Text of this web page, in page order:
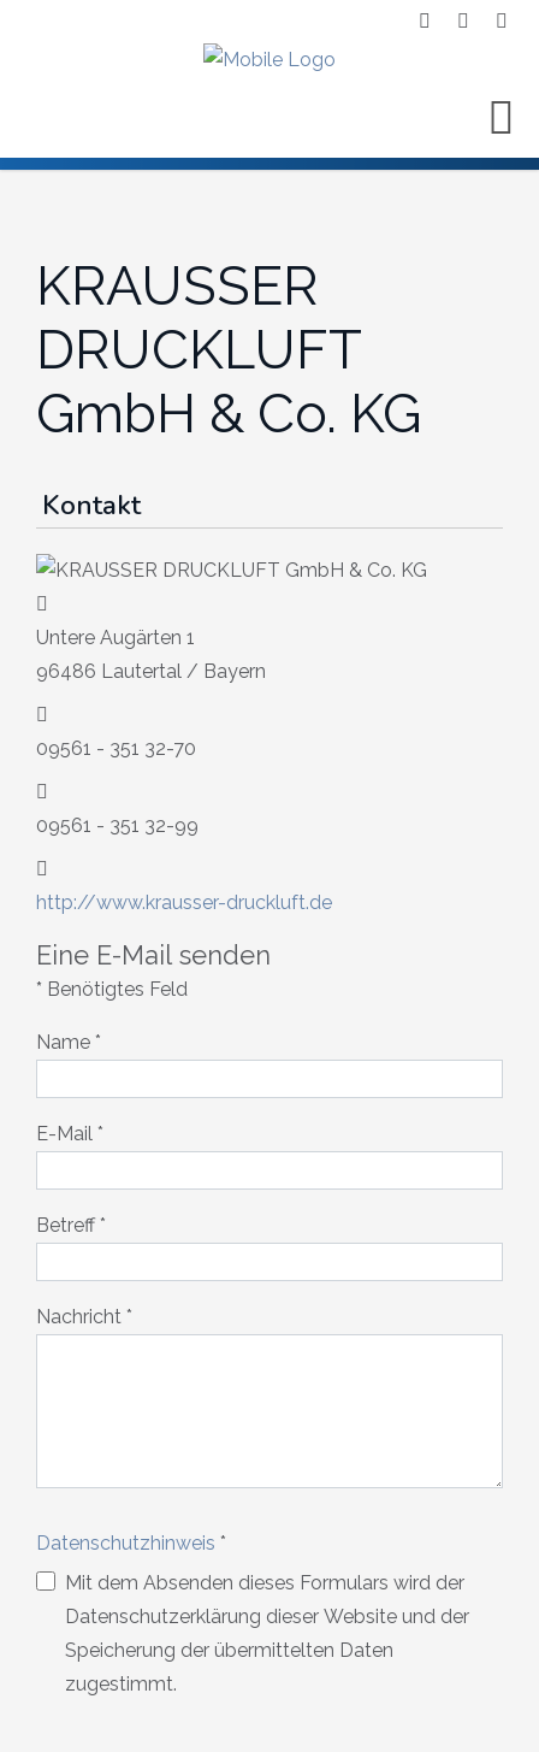
KRAUSSER
DRUCKLUFT
GmbH & Co. KG
Kontakt
Untere Augärten 1
96486 Lautertal / Bayern
09561 - 351 32-70
09561 - 351 32-99
http://www.krausser-druckluft.de
Eine E-Mail senden
* Benötigtes Feld
Name *
E-Mail *
Betreff*
Nachricht *
Datenschutzhinweis *
Datenschutzhinweis
Mit dem Absenden dieses Formulars wird der
Datenschutzerklärung dieser Website und der
Speicherung der übermittelten Daten
zugestimmt.